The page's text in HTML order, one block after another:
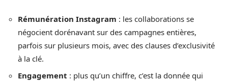
Rémunération Instagram : les collaborations se
négocient dorénavant sur des campagnes entières,
parfois sur plusieurs mois, avec des clauses d’exclusivité
à la clé.
Engagement : plus qu’un chiffre, c’est la donnée qui